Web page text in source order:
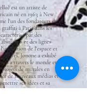
est un artiste de
né en 1963 à New
l'un des fondateurs du
à Paris dans les
par des
et des lignes
de l'espace et
œuvres. Jonone a exhibé
à travers le monde et
de murales en
de nouveaux médias et
ses idées et sa